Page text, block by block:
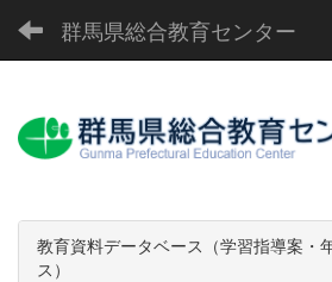
群馬県総合教育センター
教育資料データベース（学習指導案・
ス）